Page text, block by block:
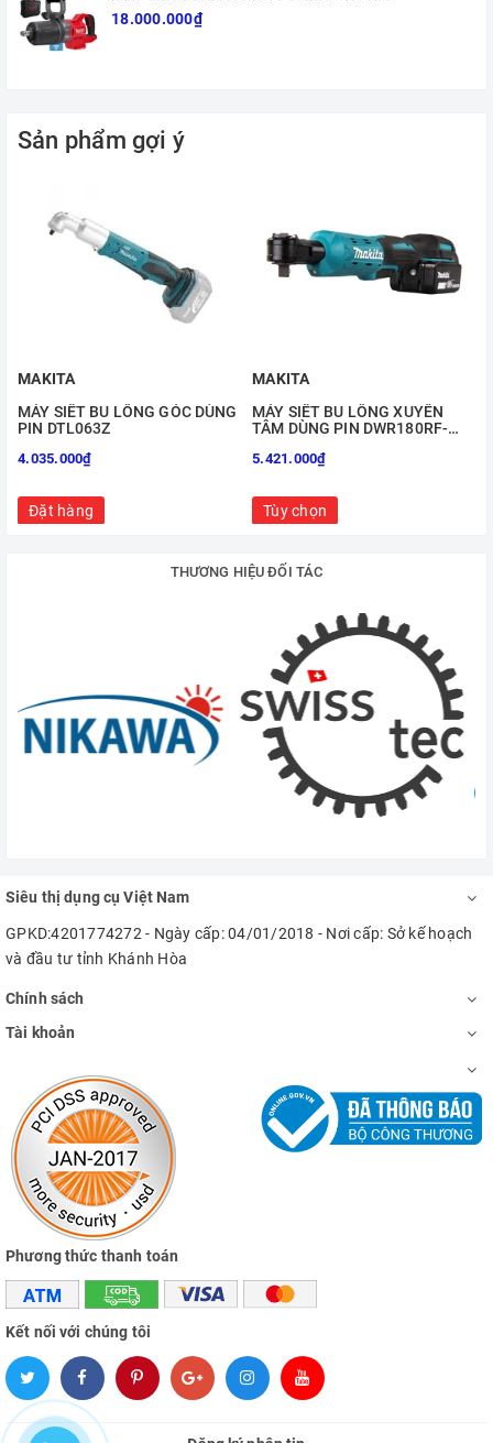
18.000.000₫
Sản phẩm gợi ý
MAKITA
MÁY SIẾT BU LÔNG GÓC DÙNG
PIN DTL063Z
4.035.000₫
Đặt hàng
MAKITA
MÁY SIẾT BU LÔNG XUYÊN
TÂM DÙNG PIN DWR180RF-
5.421.000₫
Tùy chọn
THƯƠNG HIỆU ĐỐI TÁC
Siêu thị dụng cụ Việt Nam
GPKD:4201774272 - Ngày cấp: 04/01/2018 - Nơi cấp: Sở kế hoạch
và đầu tư tỉnh Khánh Hòa
Chính sách
Tài khoản
Phương thức thanh toán
Kết nối với chúng tôi